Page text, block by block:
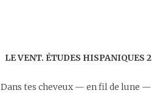
LE VENT. ÉTUDES HISPANIQUES 2
Dans tes cheveux — en fil de lune —